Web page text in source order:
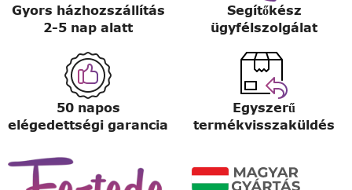
Gyors házhozszállítás
2-5 nap alatt
Segítőkész
ügyfélszolgálat
50 napos
elégedettségi garancia
Egyszerű
termékvisszaküldés